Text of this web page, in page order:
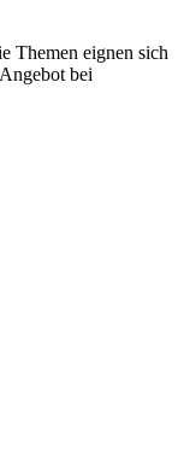
Themen eignen sich
bei